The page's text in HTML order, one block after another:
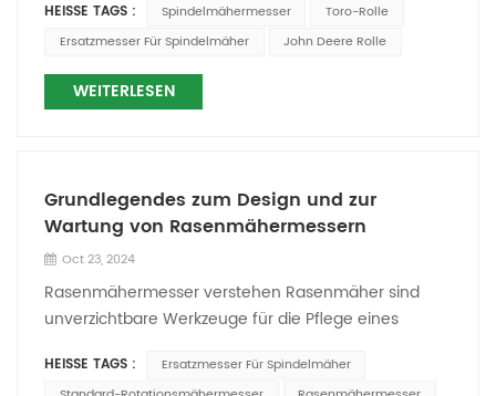
Daher ist die regelmäßige Wartung Ihres Schärfers
ein Muss für jeden Golfbegeisterten und Profispieler!
Hier finden Sie einige Tipps und
Vorsichtsmaßnahmen für die richtige Wartung Ihres
oder Stumpfheit aufweist. Wenn Sie erhebliche
Abnutzungserscheinungen feststellen, ist es Zeit für
eine Wartung⚒️. 2️⃣ Reinigen Sie die
Spindelmähermesser Reinigen Sie das Messer vor
dem Schärfen gründlich mit Wasser und einer
entfernen. Eine saubere Klinge lässt sich leichter
HEISSE TAGS : Spindelmähermesser
Toro-Rolle
Ersatzmesser Für Spindelmäher
John Deere Rolle
WEITERLESEN
Grundlegendes zum Design und zur
Wartung von Rasenmähermessern
Oct 23, 2024
Rasenmähermesser verstehen Rasenmäher sind
unverzichtbare Werkzeuge für die Pflege eines
ist eine ihrer Kernkomponenten. Verständnis des
HEISSE TAGS :
Ersatzmesser Für Spindelmäher